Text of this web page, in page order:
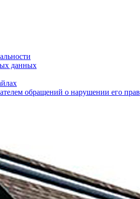
данных
обращений о нарушении его прав